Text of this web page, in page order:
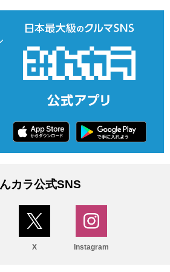
カラ公式SNS
X Instagram